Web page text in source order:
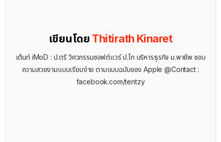
เขียนโดย Thitirath Kinaret
เต้นท์ iMoD : ป.ตรี วิศวกรรมซอฟต์แวร์ ป.โท บริหารธุรกิจ ม.พายัพ ชอบ
ความสวยงามแบบเรียบง่าย ตามแบบฉบับของ Apple @Contact :
facebook.com/tentzy